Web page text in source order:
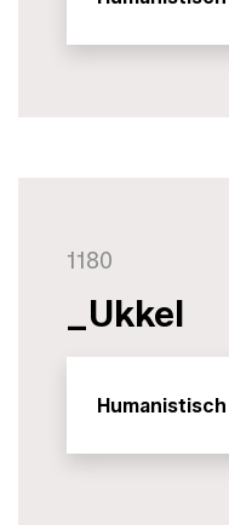
1180
_Ukkel